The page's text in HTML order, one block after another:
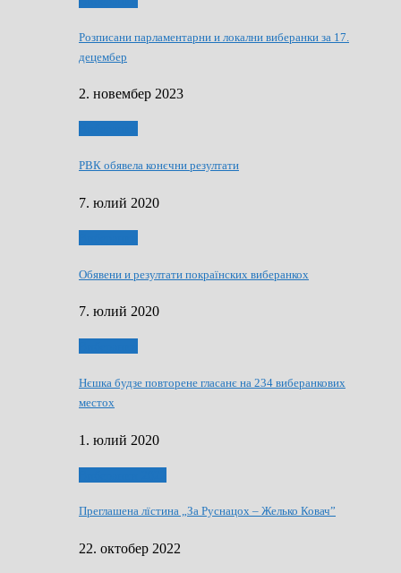
Розписани парламентарни и локални виберанки за 17.
децембер
2. новембер 2023
РВК обявела конєчни резултати
7. юлий 2020
Обявени и резултати покраїнских виберанкох
7. юлий 2020
Нєшка будзе повторене гласанє на 234 виберанкових
местох
1. юлий 2020
Преглашена лїстина „За Руснацох – Желько Ковач”
22. октобер 2022